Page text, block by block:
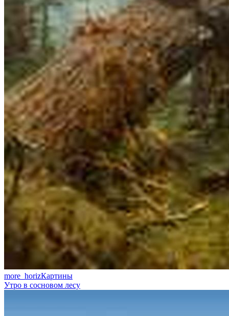
more_horizКартины
Утро в сосновом лесу